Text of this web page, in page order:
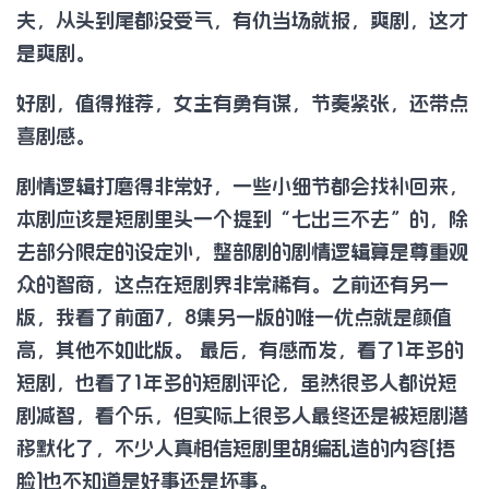
夫，从头到尾都没受气，有仇当场就报，爽剧，这才
是爽剧。
好剧，值得推荐，女主有勇有谋，节奏紧张，还带点
喜剧感。
剧情逻辑打磨得非常好，一些小细节都会找补回来，
本剧应该是短剧里头一个提到“七出三不去”的，除
去部分限定的设定外，整部剧的剧情逻辑算是尊重观
众的智商，这点在短剧界非常稀有。之前还有另一
版，我看了前面7，8集另一版的唯一优点就是颜值
高，其他不如此版。 最后，有感而发，看了1年多的
短剧，也看了1年多的短剧评论，虽然很多人都说短
剧减智，看个乐，但实际上很多人最终还是被短剧潜
移默化了，不少人真相信短剧里胡编乱造的内容[捂
脸]也不知道是好事还是坏事。